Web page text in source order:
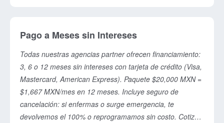
Pago a Meses sin Intereses
Todas nuestras agencias partner ofrecen financiamiento:
3, 6 o 12 meses sin intereses con tarjeta de crédito (Visa,
Mastercard, American Express). Paquete $20,000 MXN =
$1,667 MXN/mes en 12 meses. Incluye seguro de
cancelación: si enfermas o surge emergencia, te
devolvemos el 100% o reprogramamos sin costo. Cotiza